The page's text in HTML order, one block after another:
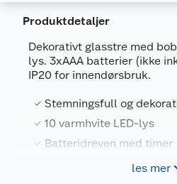
Produktdetaljer
Dekorativt glasstre med
lys. 3xAAA batterier (ikke
IP20 for innendørsbruk.
Stemningsfull og
10 varmhvite LED-lys
Batteridreven med timer
For innendørsbrukles mer
Artikkelnummer
Leverandørens
Størrelse
Farge